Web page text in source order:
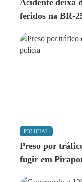
Acidente deixa
feridos na BR-
POLICIAL
Preso por
fugir em